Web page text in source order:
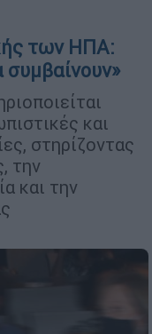
των ΗΠΑ:
συμβαίνουν»
και
στηρίζοντας
την
και την